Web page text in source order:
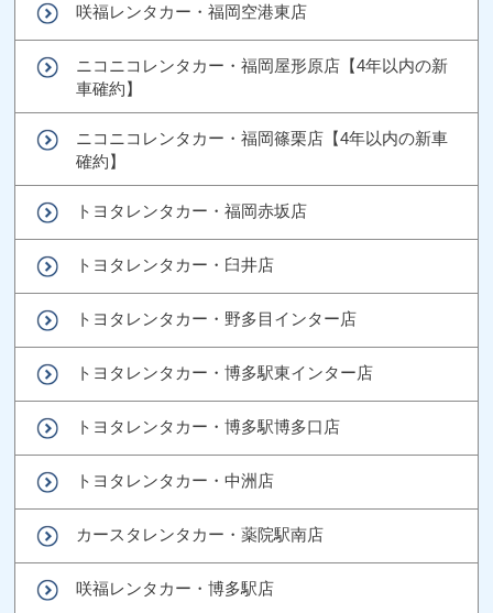
咲福レンタカー・福岡空港東店
ニコニコレンタカー・福岡屋形原店【4年以内の新
車確約】
ニコニコレンタカー・福岡篠栗店【4年以内の新車
確約】
トヨタレンタカー・福岡赤坂店
トヨタレンタカー・臼井店
トヨタレンタカー・野多目インター店
トヨタレンタカー・博多駅東インター店
トヨタレンタカー・博多駅博多口店
トヨタレンタカー・中洲店
カースタレンタカー・薬院駅南店
咲福レンタカー・博多駅店